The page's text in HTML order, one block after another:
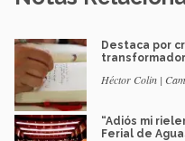
Destaca por
transformador
Héctor Colin |
“Adiós mi
Ferial de